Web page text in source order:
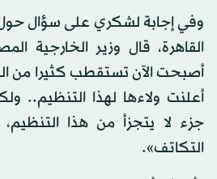
وفي إجابة لشكري على سؤال
القاهرة، قال وزير الخارجية
أصبحت الآن تستقطب كثيرا من
أعلنت ولاءها لهذا التنظيم..
جزء لا يتجزأ من هذا
التكاتف».